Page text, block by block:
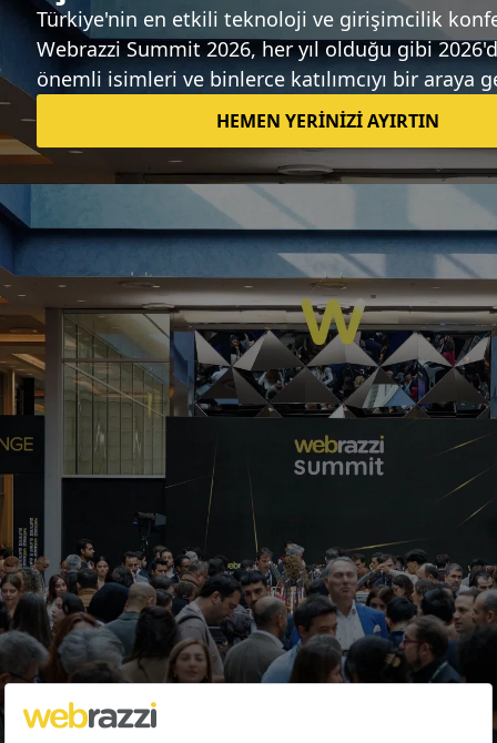
Sıradaki haber
Google Hindistan'daki tren
istasyonlarına kablosuz internet
götürüyor